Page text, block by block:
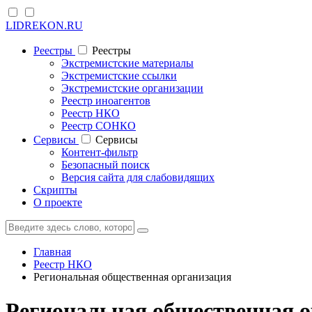
LIDREKON.RU
Реестры
Реестры
Экстремистские материалы
Экстремистские ссылки
Экстремистские организации
Реестр иноагентов
Реестр НКО
Реестр СОНКО
Cервисы
Cервисы
Контент-фильтр
Безопасный поиск
Версия сайта для слабовидящих
Скрипты
О проекте
Главная
Реестр НКО
Региональная общественная организация